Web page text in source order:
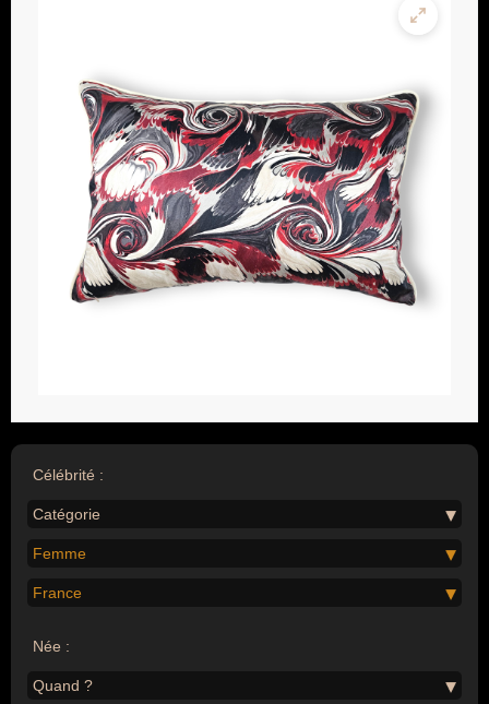
Célébrité :
Catégorie
Femme
France
Née :
Quand ?